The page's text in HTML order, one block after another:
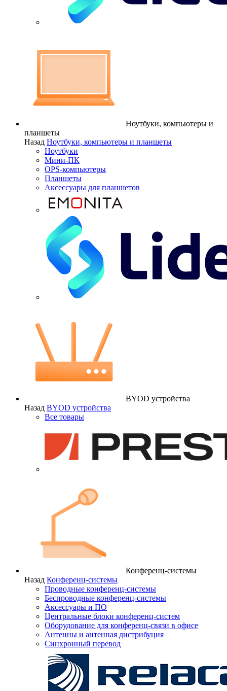
Ноутбуки, компьютеры и
планшеты
Назад Ноутбуки, компьютеры и планшеты
Ноутбуки
Мини-ПК
OPS-компьютеры
Планшеты
Аксессуары для планшетов
BYOD устройства
Назад BYOD устройства
Все товары
Конференц-системы
Назад Конференц-системы
Проводные конференц-системы
Беспроводные конференц-системы
Аксессуары и ПО
Центральные блоки конференц-систем
Оборудование для конференц-связи в офисе
Антенны и антенная дистрибуция
Синхронный перевод